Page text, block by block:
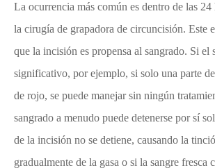
La ocurrencia más común es dentro de las 24
la cirugía de grapadora de circuncisión. Este
que la incisión es propensa al sangrado. Si el
significativo, por ejemplo, si solo una parte de
de rojo, se puede manejar sin ningún
sangrado a menudo puede detenerse por sí
de la incisión no se detiene, causando la
gradualmente de la gasa o si la sangre fresca